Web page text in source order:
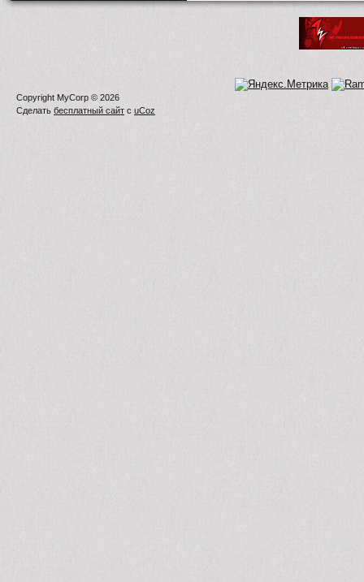
Copyright MyCorp © 2026
Сделать бесплатный сайт с uCoz